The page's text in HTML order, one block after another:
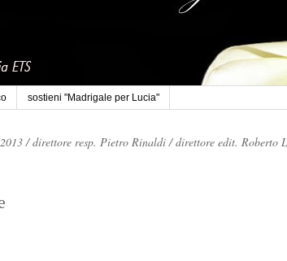
sostieni "Madrigale per Lucia"
/direttore resp. Pietro Rinaldi /direttore edit. Roberto